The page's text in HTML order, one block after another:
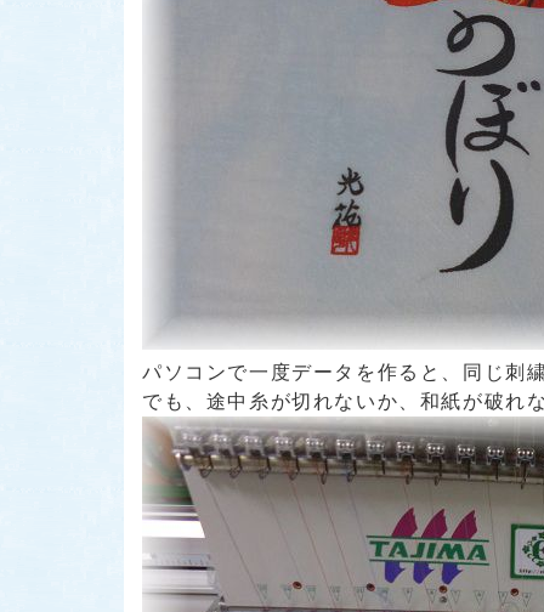
パソコンで一度データを作ると、同じ刺
でも、途中糸が切れないか、和紙が破れ